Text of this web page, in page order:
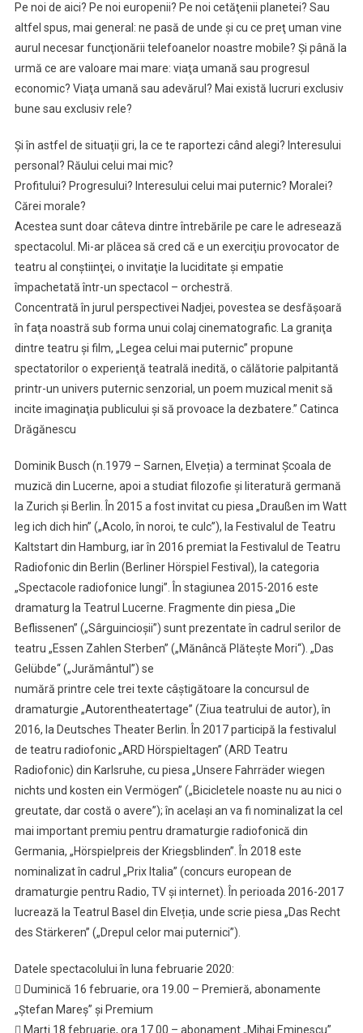
Pe noi de aici? Pe noi europenii? Pe noi cetăţenii planetei? Sau
altfel spus, mai general: ne pasă de unde şi cu ce preţ uman vine
aurul necesar funcţionării telefoanelor noastre mobile? Şi până la
urmă ce are valoare mai mare: viaţa umană sau progresul
economic? Viaţa umană sau adevărul? Mai există lucruri exclusiv
bune sau exclusiv rele?
Şi în astfel de situaţii gri, la ce te raportezi când alegi? Interesului
personal? Răului celui mai mic?
Profitului? Progresului? Interesului celui mai puternic? Moralei?
Cărei morale?
Acestea sunt doar câteva dintre întrebările pe care le adresează
spectacolul. Mi-ar plăcea să cred că e un exerciţiu provocator de
teatru al conştiinţei, o invitaţie la luciditate şi empatie
împachetată într-un spectacol – orchestră.
Concentrată în jurul perspectivei Nadjei, povestea se desfăşoară
în faţa noastră sub forma unui colaj cinematografic. La graniţa
dintre teatru şi film, „Legea celui mai puternic” propune
spectatorilor o experienţă teatrală inedită, o călătorie palpitantă
printr-un univers puternic senzorial, un poem muzical menit să
incite imaginaţia publicului şi să provoace la dezbatere.” Catinca
Drăgănescu
Dominik Busch (n.1979 – Sarnen, Elveția) a terminat Școala de
muzică din Lucerne, apoi a studiat filozofie și literatură germană
la Zurich și Berlin. În 2015 a fost invitat cu piesa „Draußen im Watt
leg ich dich hin” („Acolo, în noroi, te culc”), la Festivalul de Teatru
Kaltstart din Hamburg, iar în 2016 premiat la Festivalul de Teatru
Radiofonic din Berlin (Berliner Hörspiel Festival), la categoria
„Spectacole radiofonice lungi”. În stagiunea 2015-2016 este
dramaturg la Teatrul Lucerne. Fragmente din piesa „Die
Beflissenen” („Sârguincioșii”) sunt prezentate în cadrul serilor de
teatru „Essen Zahlen Sterben” („Mănâncă Plătește Mori‘‘). „Das
Gelübde‘‘ („Jurământul”) se
numără printre cele trei texte câștigătoare la concursul de
dramaturgie „Autorentheatertage” (Ziua teatrului de autor), în
2016, la Deutsches Theater Berlin. În 2017 participă la festivalul
de teatru radiofonic „ARD Hörspieltagen” (ARD Teatru
Radiofonic) din Karlsruhe, cu piesa „Unsere Fahrräder wiegen
nichts und kosten ein Vermögen” („Bicicletele noaste nu au nici o
greutate, dar costă o avere”); în același an va fi nominalizat la cel
mai important premiu pentru dramaturgie radiofonică din
Germania, „Hörspielpreis der Kriegsblinden”. În 2018 este
nominalizat în cadrul „Prix Italia” (concurs european de
dramaturgie pentru Radio, TV și internet). În perioada 2016-2017
lucrează la Teatrul Basel din Elveția, unde scrie piesa „Das Recht
des Stärkeren” („Drepul celor mai puternici”).
Datele spectacolului în luna februarie 2020:
 Duminică 16 februarie, ora 19.00 – Premieră, abonamente
„Ștefan Mareș” și Premium
 Marți 18 februarie, ora 17.00 – abonament „Mihai Eminescu”